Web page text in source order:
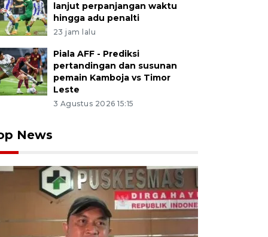
lanjut perpanjangan waktu
hingga adu penalti
23 jam lalu
Piala AFF - Prediksi
pertandingan dan susunan
pemain Kamboja vs Timor
Leste
3 Agustus 2026 15:15
News